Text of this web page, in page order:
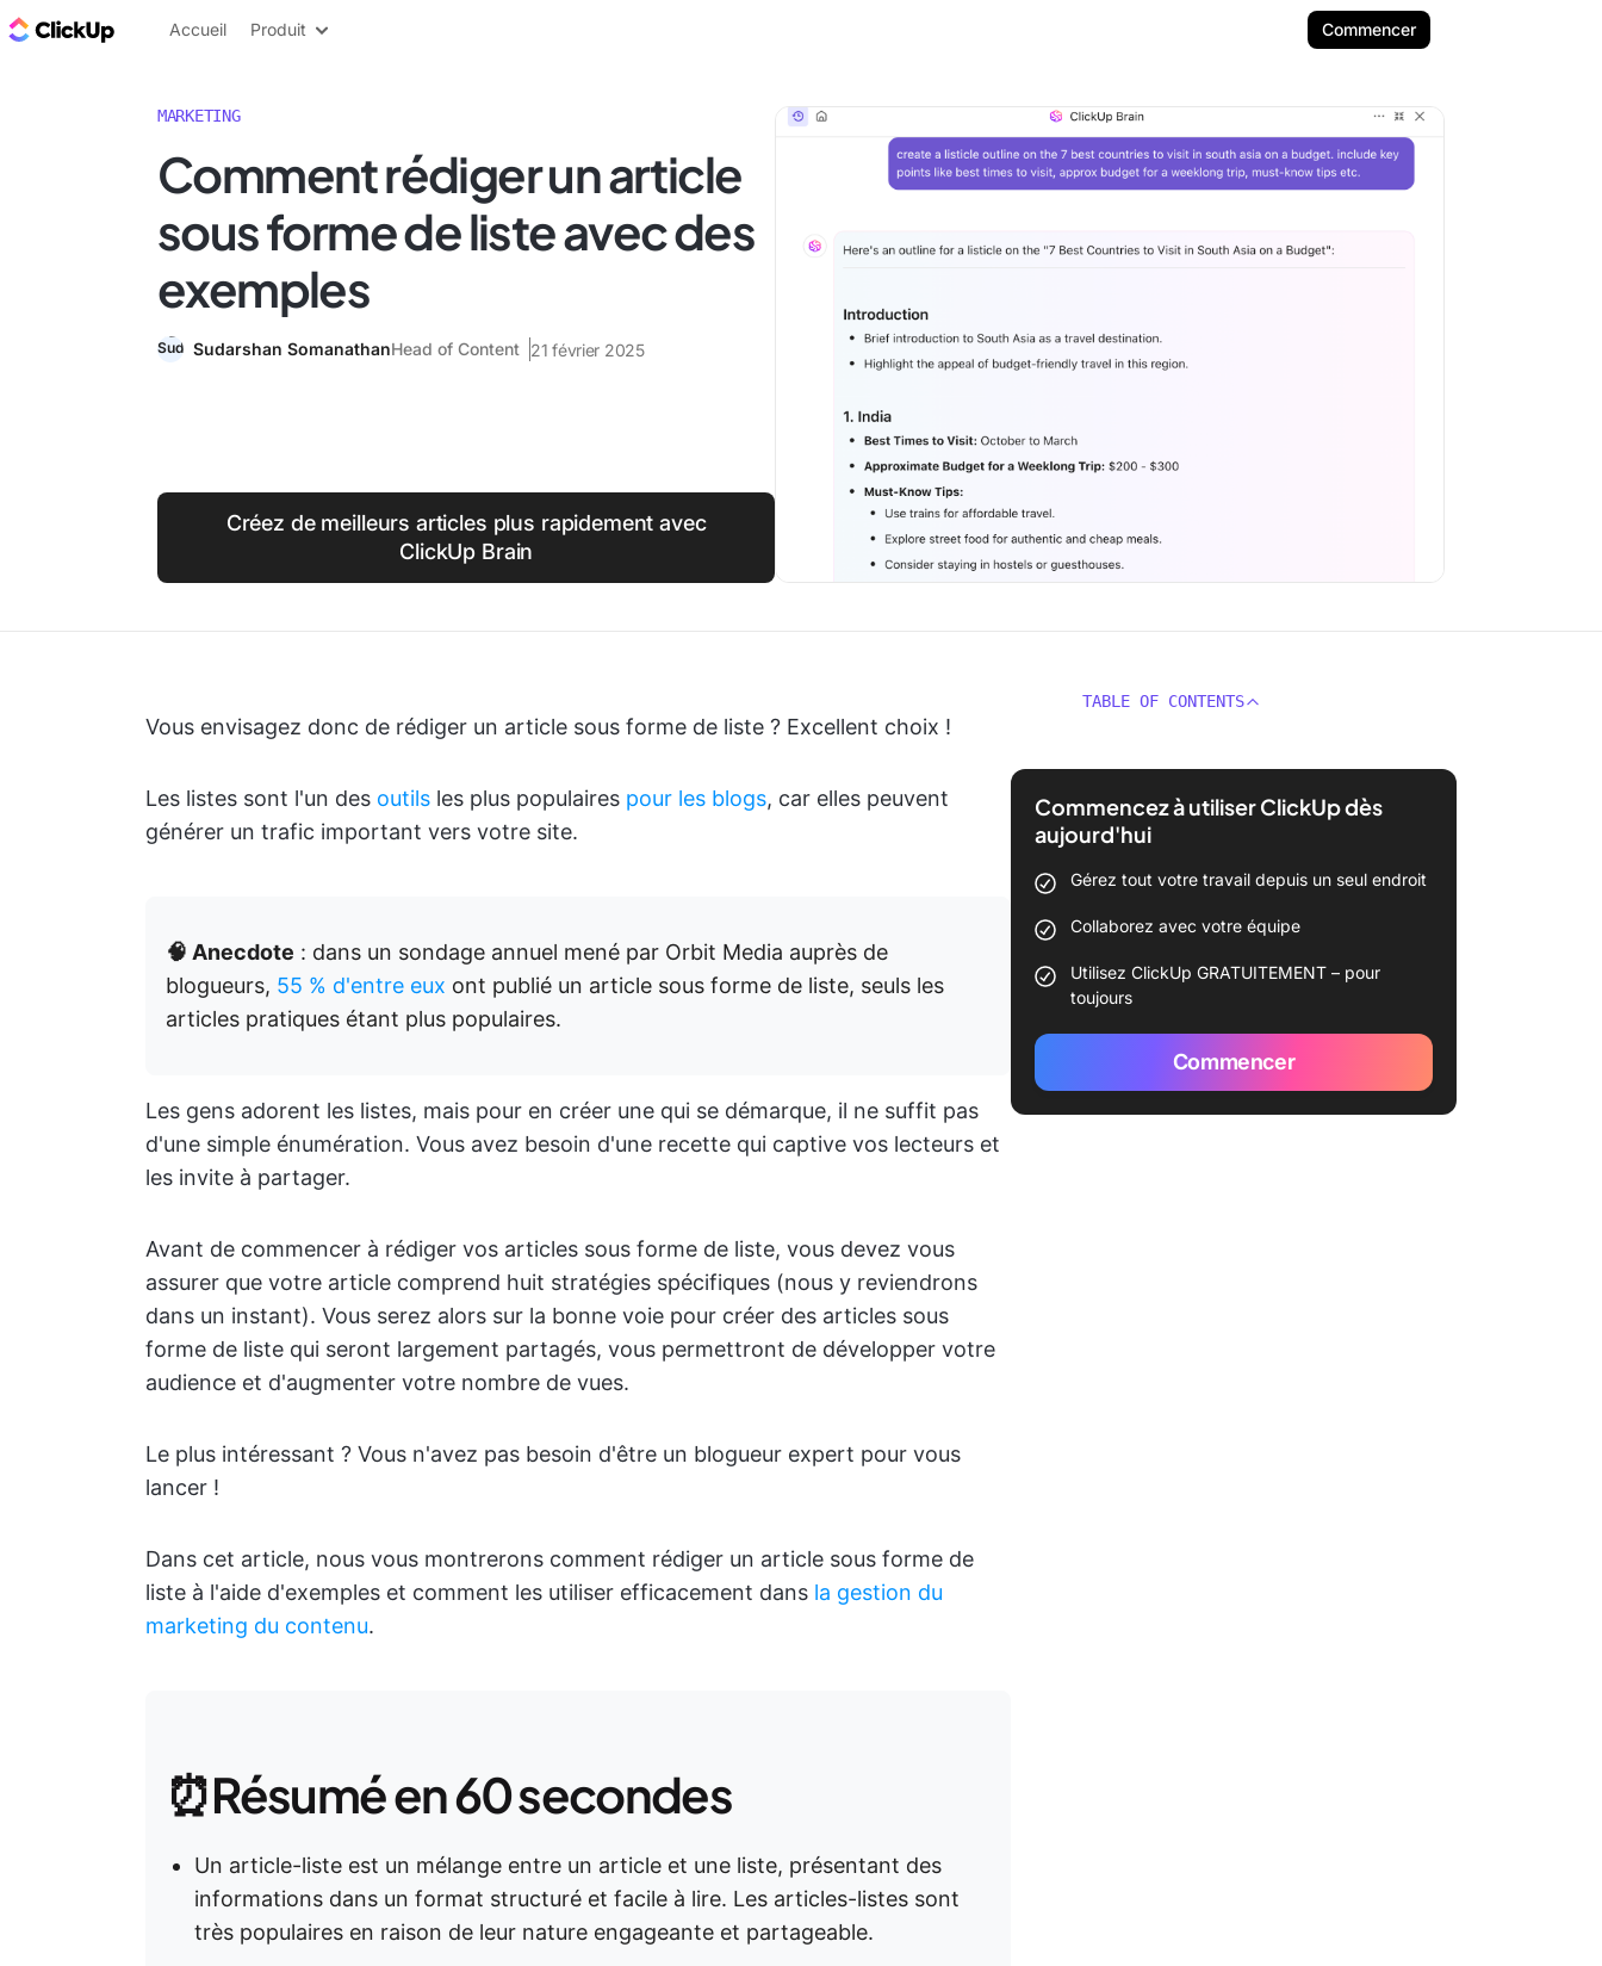
ClickUp Blog
Accueil Produit Commencer
MARKETING
Comment rédiger un article
sous forme de liste avec des
exemples
Sudarshan SomanathanHead of Content 21 février 2025
Créez de meilleurs articles plus rapidement avec
ClickUp Brain
Vous envisagez donc de rédiger un article sous forme de liste ? Excellent choix !
Les listes sont l'un des outils les plus populaires pour les blogs, car elles peuvent
générer un trafic important vers votre site.
🧠 Anecdote : dans un sondage annuel mené par Orbit Media auprès de
blogueurs, 55 % d'entre eux ont publié un article sous forme de liste, seuls les
articles pratiques étant plus populaires.
Les gens adorent les listes, mais pour en créer une qui se démarque, il ne suffit pas
d'une simple énumération. Vous avez besoin d'une recette qui captive vos lecteurs et
les invite à partager.
Avant de commencer à rédiger vos articles sous forme de liste, vous devez vous
assurer que votre article comprend huit stratégies spécifiques (nous y reviendrons
dans un instant). Vous serez alors sur la bonne voie pour créer des articles sous
forme de liste qui seront largement partagés, vous permettront de développer votre
audience et d'augmenter votre nombre de vues.
Le plus intéressant ? Vous n'avez pas besoin d'être un blogueur expert pour vous
lancer !
Dans cet article, nous vous montrerons comment rédiger un article sous forme de
liste à l'aide d'exemples et comment les utiliser efficacement dans la gestion du
marketing du contenu.
⏰Résumé en 60 secondes
Un article-liste est un mélange entre un article et une liste, présentant des
informations dans un format structuré et facile à lire. Les articles-listes sont
très populaires en raison de leur nature engageante et partageable.
TABLE OF CONTENTS
Commencez à utiliser ClickUp dès
aujourd'hui
Gérez tout votre travail depuis un seul endroit
Collaborez avec votre équipe
Utilisez ClickUp GRATUITEMENT – pour
toujours
Commencer